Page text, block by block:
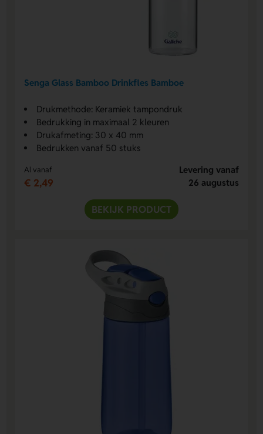
Senga Glass Bamboo Drinkfles Bamboe
Drukmethode: Keramiek tampondruk
Bedrukking in maximaal 2 kleuren
Drukafmeting: 30 x 40 mm
Bedrukken vanaf 50 stuks
Al vanaf
€ 2,49
Levering vanaf
26 augustus
BEKIJK PRODUCT